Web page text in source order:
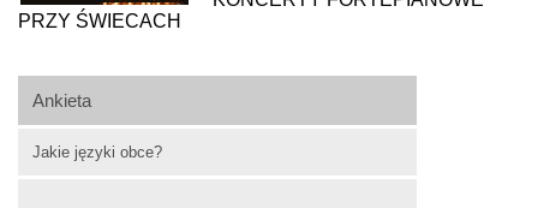
Ankieta
Jakie języki obce?
PRZY ŚWIECACH